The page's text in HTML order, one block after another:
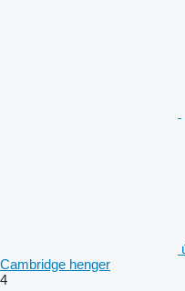
Cambridge henger
4